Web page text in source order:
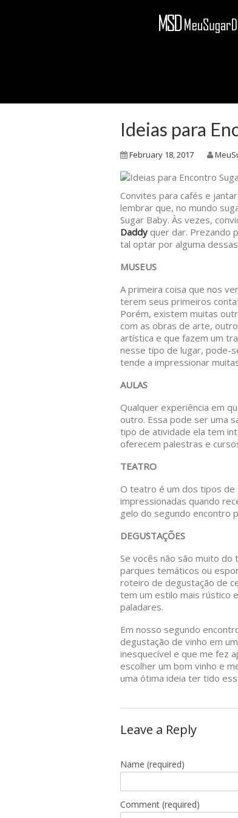
Ideias para
February 18, 2017
Convites para cafés e
lembrar que, no mundo
Sugar Baby. Às vezes,
Daddy quer dar. Prezando
tal optar por alguma
MUSEUS
A primeira coisa que nos
terem seus primeiros
Porém, existem muitas
com as obras de arte,
artística e que fazem um
nesse tipo de lugar, pode-
tende a impressionar
AULAS
Qualquer experiência em
outro. Essa pode ser uma
tipo de atividade ela tem
oferecem palestras e
TEATRO
O teatro é um dos tipos de
impressionadas quando
gelo do segundo encontro
DEGUSTAÇÕES
Se vocês não são muito
parques temáticos ou
roteiro de degustação de
tem um estilo mais rústico
paladares.
Em nosso segundo
degustação de vinho em
inesquecível e que me fez
escolher um bom vinho e
uma ótima ideia ter tido
Leave a Reply
Name (required)
Comment (required)